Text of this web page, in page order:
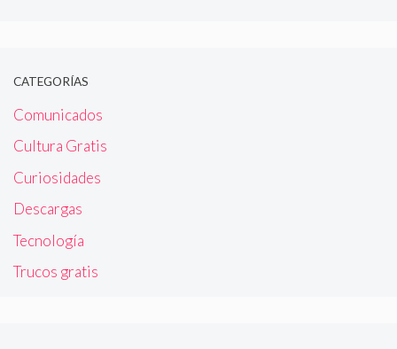
CATEGORÍAS
Comunicados
Cultura Gratis
Curiosidades
Descargas
Tecnología
Trucos gratis